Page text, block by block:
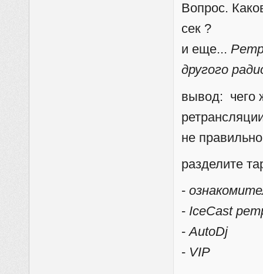
Вопрос.
сек ?
и еще...
другого
вывод: чего
не
разделите
-
- IceCast
-AutoDj
- VIP